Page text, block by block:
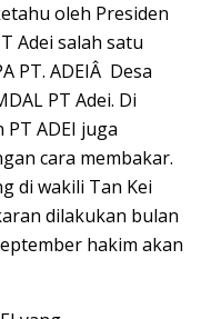
oleh Presiden
Adei salah satu
PT. ADEIÂ Desa
PT Adei. Di
ADEI juga
cara membakar.
di wakili Tan Kei
dilakukan bulan
hakim akan